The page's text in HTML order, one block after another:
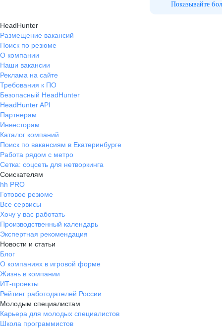
Уютный красивый офис в центре
города. Отдельно хотела бы
отметить работу HR менеджера.
Связалась со мной на HH.ru,
помогла подобрать для меня
наиболее комфортные условия
работы, так как меня интересовала
частичная занятость в связи с
очной учёбой. Очное
собеседование прошло в
комфортной обстановке, остались
приятные впечатления. Если
хотите работать в развивающейся
компании с перспективой
карьерного роста и дружным
коллективом, то вам точно в АКП
Маминой.
Показывайте
HeadHunter
Размещение вакансий
Поиск по резюме
О компании
Наши вакансии
Реклама на сайте
Требования к ПО
Безопасный HeadHunter
HeadHunter API
Партнерам
Инвесторам
Каталог компаний
Поиск по вакансиям в Екатеринбурге
Работа рядом с метро
Сетка: соцсеть для нетворкинга
Соискателям
hh PRO
Готовое резюме
Все сервисы
Хочу у вас работать
Производственный календарь
Экспертная рекомендация
Новости и статьи
Блог
О компаниях в игровой форме
Жизнь в компании
ИТ-проекты
Рейтинг работодателей России
Молодым специалистам
Карьера для молодых специалистов
Школа программистов